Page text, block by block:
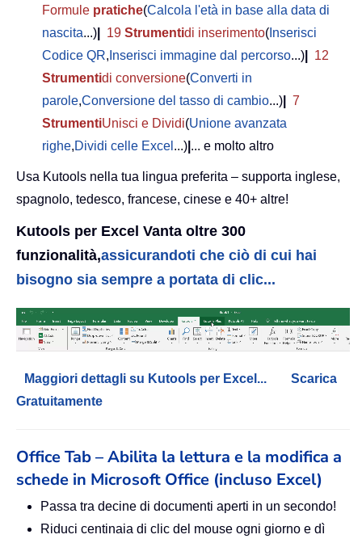
Formule pratiche(Calcola l'età in base alla data di
nascita...) 19 Strumentidi inserimento( Inserisci
Codice QR, Inserisci immagine dal percorso...)
12
Strumentidi conversione(Converti in
parole,Conversione del tasso di cambio...)
7
StrumentiUnisci e Dividi(Unione avanzata
righe,Dividi celle Excel ...) ... e molto altro
Usa Kutools nella tua lingua preferita – supporta inglese,
spagnolo, tedesco, francese, cinese e 40+ altre!
Kutools per Excel Vanta oltre 300
funzionalità,assicurandoti che ciò di cui hai
bisogno sia sempre a portata di clic...
Maggiori dettagli su Kutools per Excel...
Scarica
Gratuitamente
Office Tab – Abilita la lettura e la modifica a
schede in Microsoft Office (incluso Excel)
Passa tra decine di documenti aperti in un secondo!
Riduci centinaia di clic del mouse ogni giorno e dì